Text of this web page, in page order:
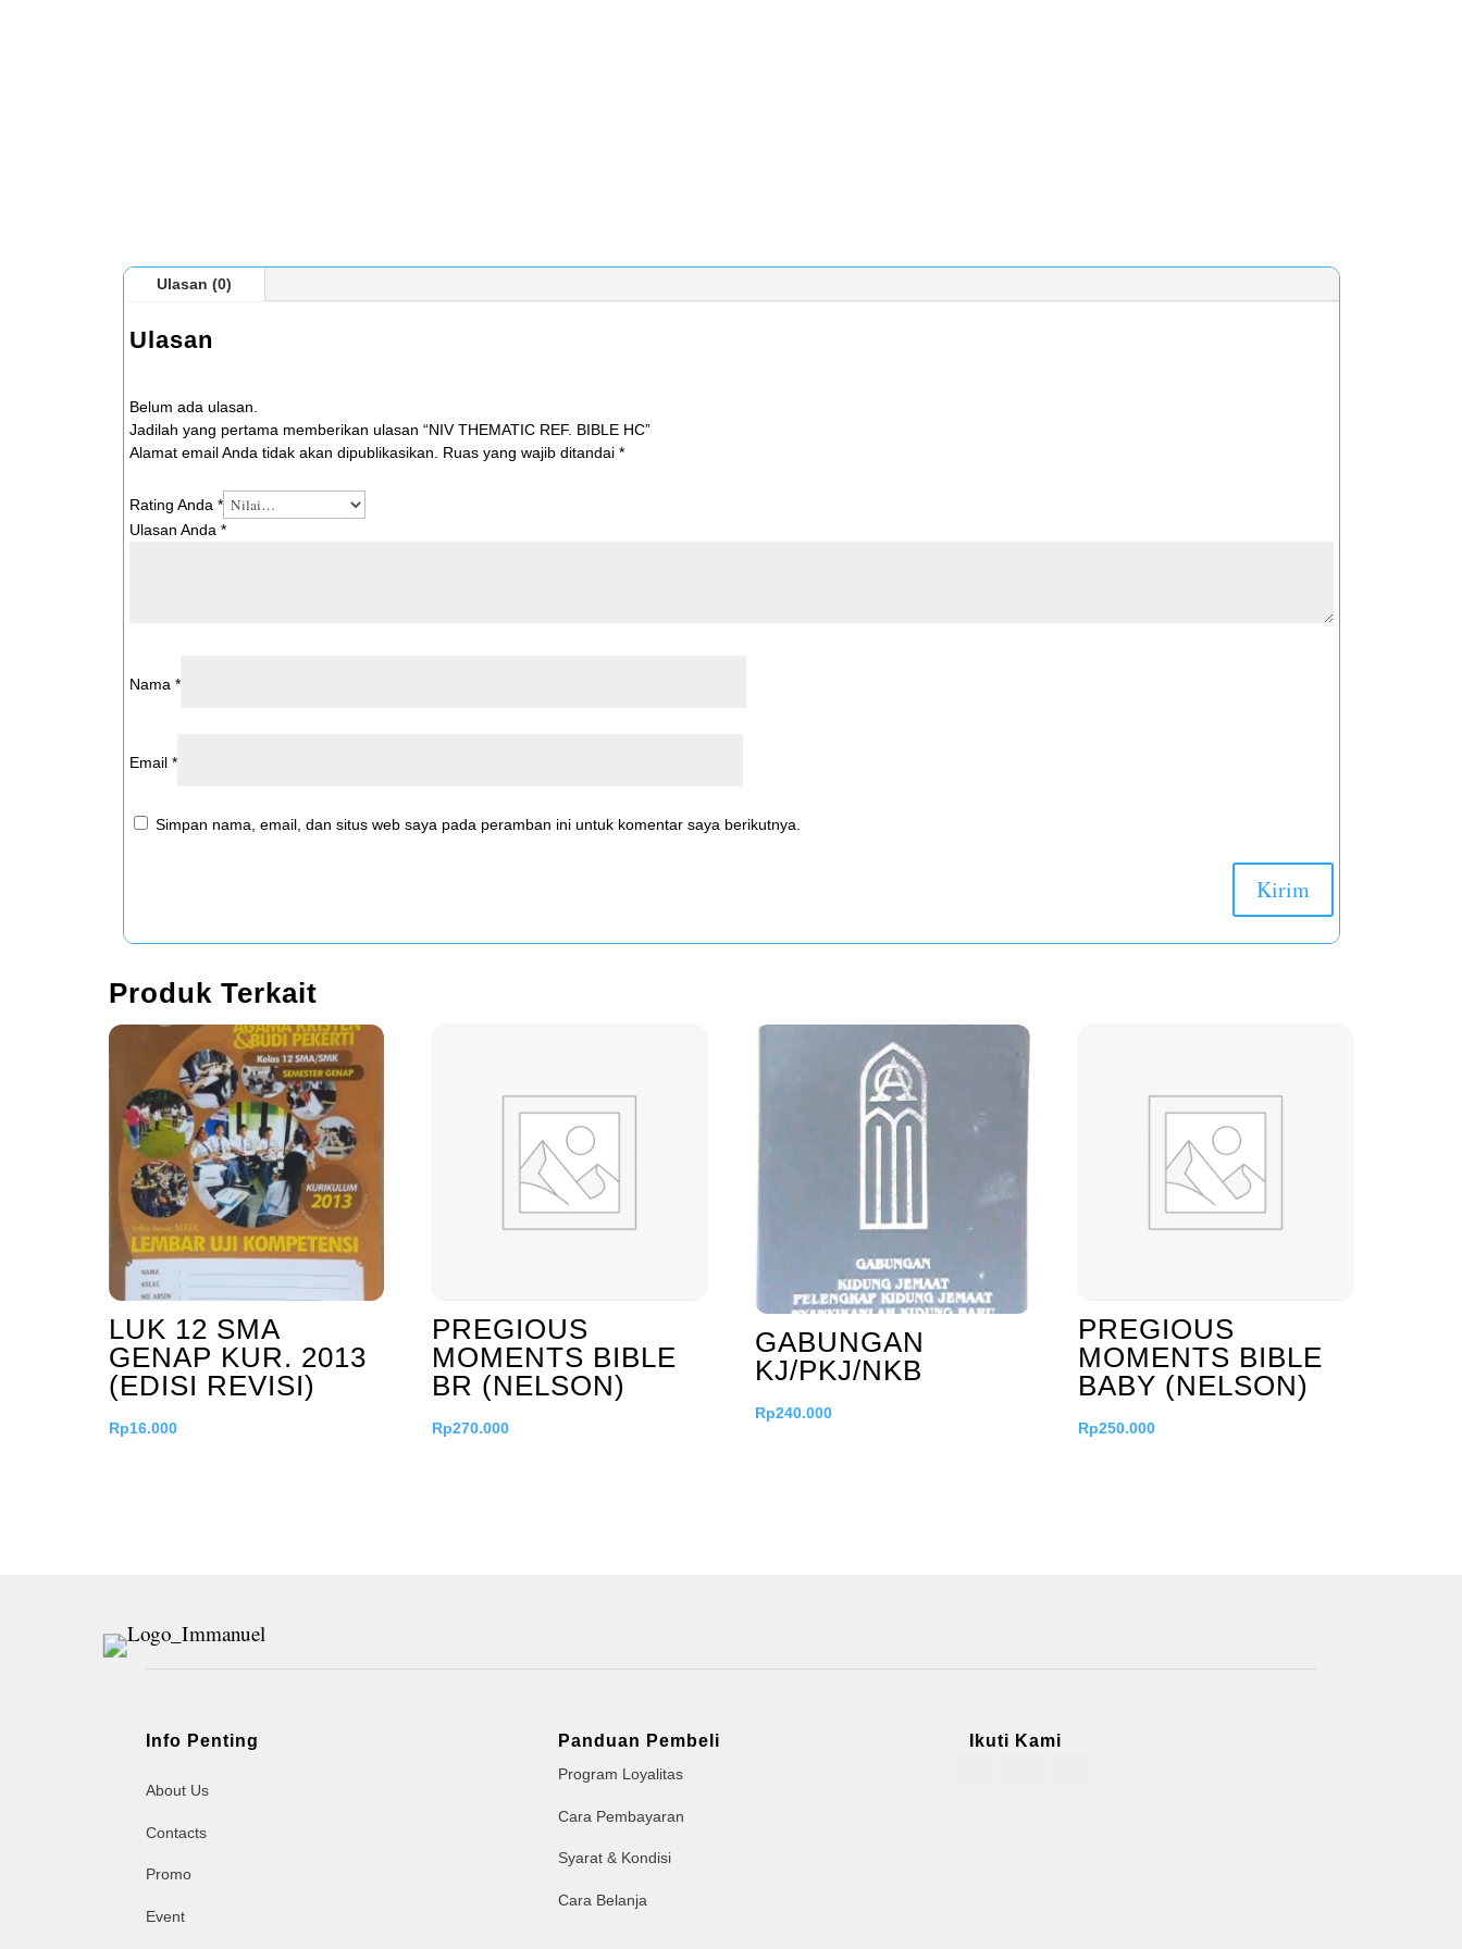
Ulasan (0)
Ulasan
Belum ada ulasan.
Jadilah yang pertama memberikan ulasan “NIV THEMATIC REF. BIBLE HC”
Alamat email Anda tidak akan dipublikasikan. Ruas yang wajib ditandai *
Rating Anda *
Ulasan Anda *
Nama *
Email *
Simpan nama, email, dan situs web saya pada peramban ini untuk komentar saya berikutnya.
Produk Terkait
LUK 12 SMA
GENAP KUR. 2013
(EDISI REVISI)
Rp16.000
PREGIOUS
MOMENTS BIBLE
BR (NELSON)
Rp270.000
GABUNGAN
KJ/PKJ/NKB
Rp240.000
PREGIOUS
MOMENTS BIBLE
BABY (NELSON)
Rp250.000
Info Penting
About Us
Contacts
Promo
Event
Panduan Pembeli
Program Loyalitas
Cara Pembayaran
Syarat & Kondisi
Cara Belanja
Ikuti Kami